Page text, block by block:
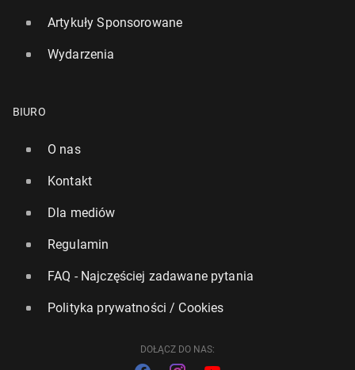
Europa uniknie więk­szych strat w plonach
7 lipca, 13:00
Artykuły Sponsorowane
Wydarzenia
BIURO
O nas
Kontakt
Dla mediów
Regulamin
FAQ - Najczęściej zadawane pytania
Polityka prywatności / Cookies
DOŁĄCZ DO NAS: